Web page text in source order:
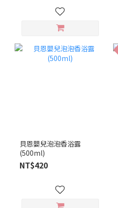
貝恩嬰兒泡泡香浴露
(500ml)
NT$420